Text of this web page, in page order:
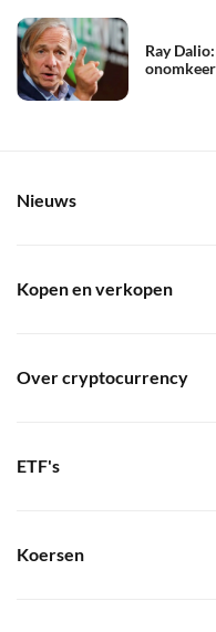
Ray
Nieuws
Kopen en verkopen
Over cryptocurrency
ETF's
Koersen